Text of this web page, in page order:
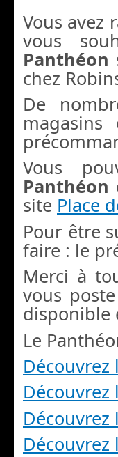
Vous avez
vous
Panthéon
chez
De
Vous
Panthéon
site Place
Pour être
faire : le
Merci à
vous
disponible
Le
Découvrez
Découvrez